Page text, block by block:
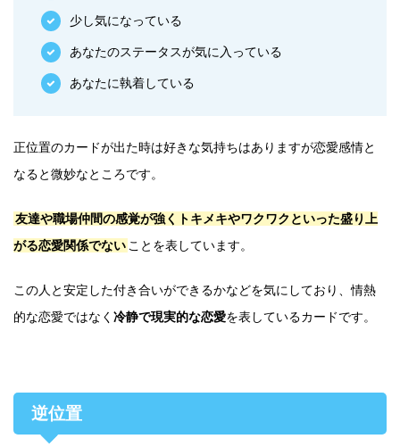
少し気になっている
あなたのステータスが気に入っている
あなたに執着している
正位置のカードが出た時は好きな気持ちはありますが恋愛感情と
なると微妙なところです。
友達や職場仲間の感覚が強くトキメキやワクワクといった盛り上
がる恋愛関係でない ことを表しています。
この人と安定した付き合いができるかなどを気にしており、情熱
的な恋愛ではなく 冷静で現実的な恋愛を表しているカードです。
逆位置